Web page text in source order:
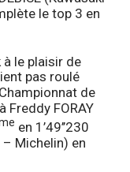
le top 3 en
le plaisir de
pas roulé
de
Freddy FORAY
en 1’49’’230
– Michelin) en